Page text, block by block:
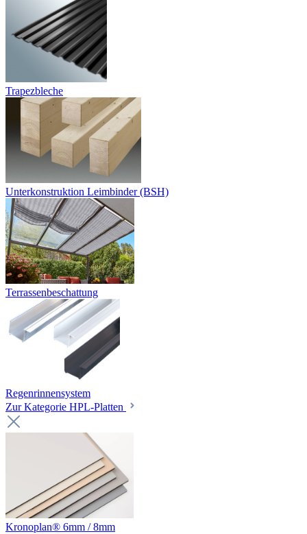
Trapezbleche
Unterkonstruktion Leimbinder (BSH)
Terrassenbeschattung
Regenrinnensystem
Zur Kategorie HPL-Platten
Kronoplan® 6mm / 8mm